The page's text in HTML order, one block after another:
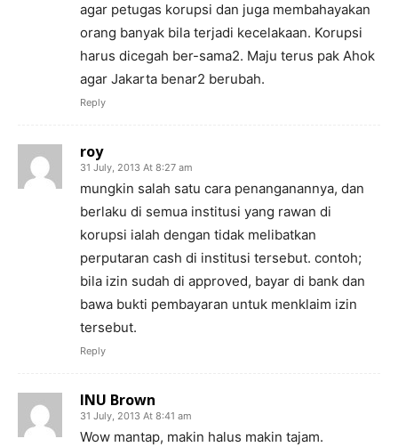
agar petugas korupsi dan juga membahayakan
orang banyak bila terjadi kecelakaan. Korupsi
harus dicegah ber-sama2. Maju terus pak Ahok
agar Jakarta benar2 berubah.
Reply
roy
31 July, 2013 At 8:27 am
mungkin salah satu cara penanganannya, dan
berlaku di semua institusi yang rawan di
korupsi ialah dengan tidak melibatkan
perputaran cash di institusi tersebut. contoh;
bila izin sudah di approved, bayar di bank dan
bawa bukti pembayaran untuk menklaim izin
tersebut.
Reply
INU Brown
31 July, 2013 At 8:41 am
Wow mantap, makin halus makin tajam.